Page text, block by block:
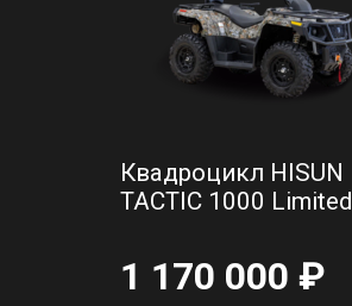
Квадроцикл HISUN
TACTIC 1000 Limited
1 170 000 ₽